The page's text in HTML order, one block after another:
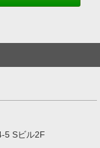
5 Sビル2F